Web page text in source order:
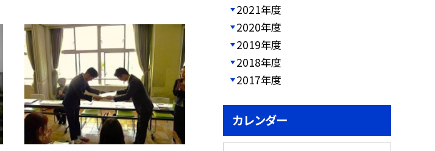
2021年度
2020年度
2019年度
2018年度
2017年度
カレンダー